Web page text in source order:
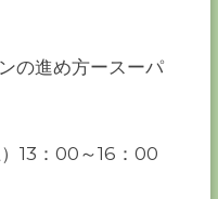
の進め方ースーパ
13：00～16：00